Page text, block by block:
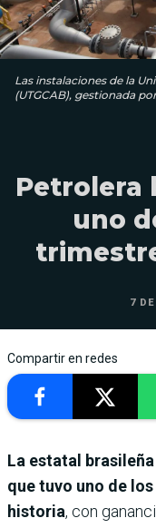
Las instalaciones de la
(UTGCAB), gestionada
Petrolera
uno
7
Compartir en redes
La estatal
que tuvo uno de
historia, con